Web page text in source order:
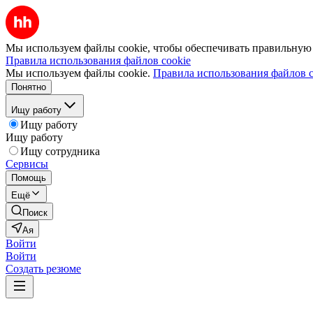
Мы используем файлы cookie, чтобы обеспечивать правильную
Правила использования файлов cookie
Мы используем файлы cookie. Правила использования файлов
Понятно
Ищу работу
Ищу работу
Ищу работу
Ищу сотрудника
Сервисы
Помощь
Ещё
Поиск
Ая
Войти
Войти
Создать резюме